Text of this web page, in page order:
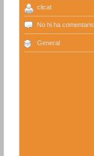
clicat
No hi ha comentaris
General